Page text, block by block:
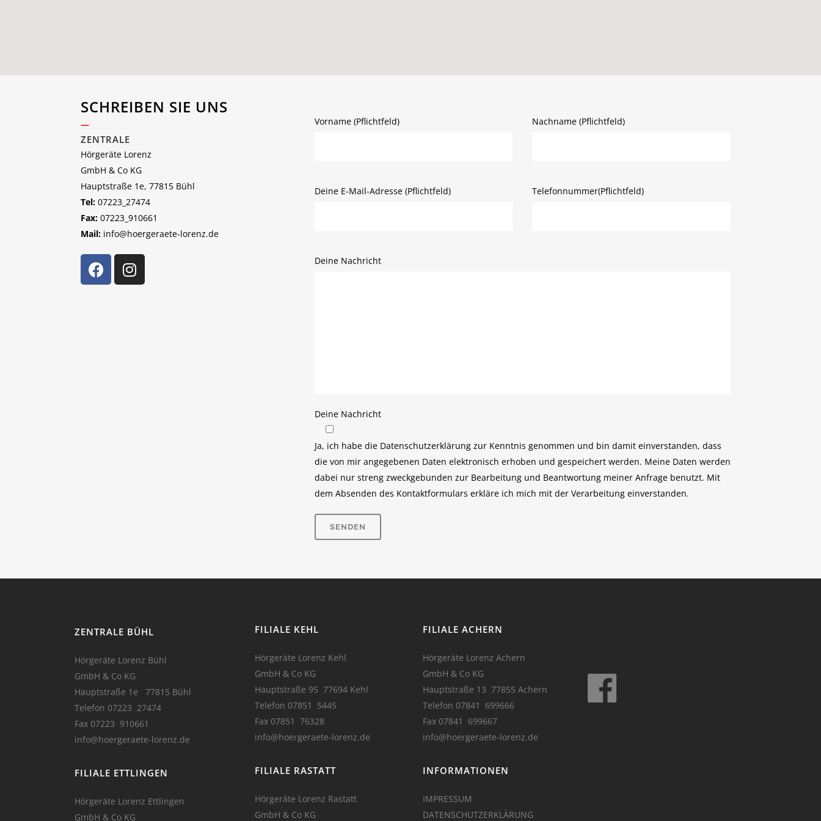
SCHREIBEN SIE UNS
—
ZENTRALE
Hörgeräte Lorenz
GmbH & Co KG
Hauptstraße 1e, 77815 Bühl
Tel: 07223_27474
Fax: 07223_910661
Mail: info@hoergeraete-lorenz.de
Vorname (Pflichtfeld) Nachname (Pflichtfeld)
Deine E-Mail-Adresse (Pflichtfeld) Telefonnummer(Pflichtfeld)
Deine Nachricht
Deine Nachricht
Ja, ich habe die Datenschutzerklärung zur Kenntnis genommen und bin damit einverstanden, dass
die von mir angegebenen Daten elektronisch erhoben und gespeichert werden. Meine Daten werden
dabei nur streng zweckgebunden zur Bearbeitung und Beantwortung meiner Anfrage benutzt. Mit
dem Absenden des Kontaktformulars erkläre ich mich mit der Verarbeitung einverstanden.
ZENTRALE BÜHL
Hörgeräte Lorenz Bühl
GmbH & Co KG
Hauptstraße 1e 77815 Bühl
Telefon 07223 27474
Fax 07223 910661
info@hoergeraete-lorenz.de
FILIALE ETTLINGEN
Hörgeräte Lorenz Ettlingen
GmbH & Co KG
FILIALE KEHL
Hörgeräte Lorenz Kehl
GmbH & Co KG
Hauptstraße 95 77694 Kehl
Telefon 07851 5445
Fax 07851 76328
info@hoergeraete-lorenz.de
FILIALE RASTATT
Hörgeräte Lorenz Rastatt
GmbH & Co KG
FILIALE ACHERN
Hörgeräte Lorenz Achern
GmbH & Co KG
Hauptstraße 13 77855 Achern
Telefon 07841 699666
Fax 07841 699667
info@hoergeraete-lorenz.de
INFORMATIONEN
IMPRESSUM
DATENSCHUTZERKLÄRUNG